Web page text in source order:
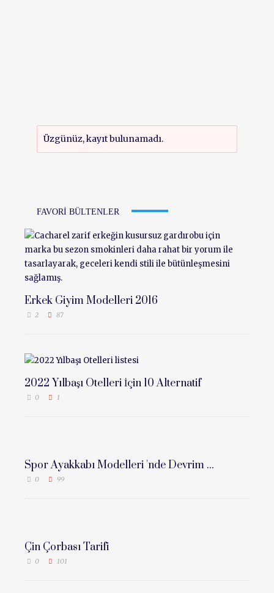
Üzgünüz, kayıt bulunamadı.
FAVORI BÜLTENLER
Erkek Giyim Modelleri 2016
2 87
2022 Yılbaşı Otelleri İçin 10 Alternatif
0 1
Spor Ayakkabı Modelleri 'nde Devrim ...
0 99
Çin Çorbası Tarifi
0 101